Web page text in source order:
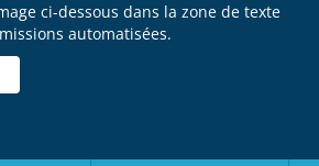
ci-dessous dans la zone de texte
automatisées.